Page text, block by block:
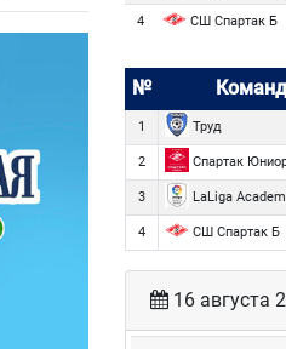
4 СШ Спартак Б
№
1 Труд
2 Спартак
3 LaLiga
4 СШ Спартак Б
16 августа